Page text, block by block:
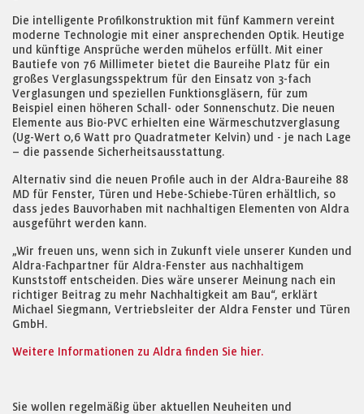
Die intelligente Profilkonstruktion mit fünf Kammern vereint
moderne Technologie mit einer ansprechenden Optik. Heutige
und künftige Ansprüche werden mühelos erfüllt. Mit einer
Bautiefe von 76 Millimeter bietet die Baureihe Platz für ein
großes Verglasungsspektrum für den Einsatz von 3-fach
Verglasungen und speziellen Funktionsgläsern, für zum
Beispiel einen höheren Schall- oder Sonnenschutz. Die neuen
Elemente aus Bio-PVC erhielten eine Wärmeschutzverglasung
(Ug-Wert 0,6 Watt pro Quadratmeter Kelvin) und - je nach Lage
– die passende Sicherheitsausstattung.
Alternativ sind die neuen Profile auch in der Aldra-Baureihe 88
MD für Fenster, Türen und Hebe-Schiebe-Türen erhältlich, so
dass jedes Bauvorhaben mit nachhaltigen Elementen von Aldra
ausgeführt werden kann.
„Wir freuen uns, wenn sich in Zukunft viele unserer Kunden und
Aldra-Fachpartner für Aldra-Fenster aus nachhaltigem
Kunststoff entscheiden. Dies wäre unserer Meinung nach ein
richtiger Beitrag zu mehr Nachhaltigkeit am Bau“, erklärt
Michael Siegmann, Vertriebsleiter der Aldra Fenster und Türen
GmbH.
Weitere Informationen zu Aldra finden Sie hier.
Sie wollen regelmäßig über aktuellen Neuheiten und